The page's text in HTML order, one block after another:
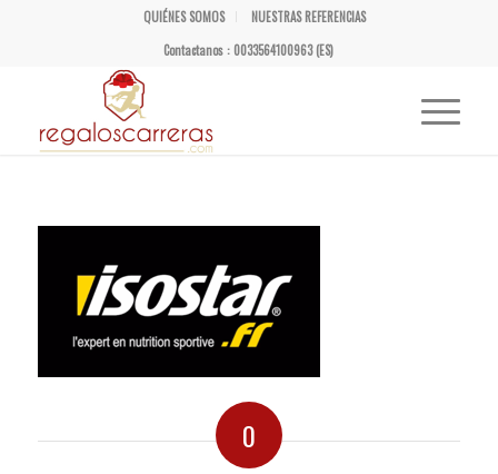
QUIÉNES SOMOS
NUESTRAS REFERENCIAS
Contactanos : 0033564100963 (ES)
0